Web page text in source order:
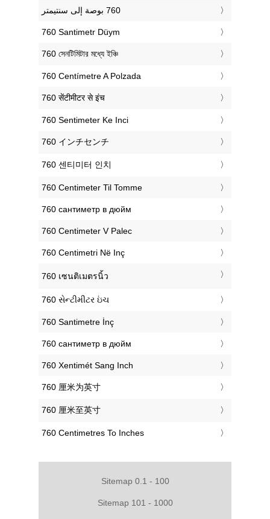
‎760 Santimetr Düym
‎760 সেনটিমিটার মধ্যে ইঞ্চি
‎760 Centímetre A Polzada
‎760 सेंटीमीटर से इंच
‎760 Sentimeter Ke Inci
‎760 インチセンチ
‎760 센티미터 인치
‎760 Centimeter Til Tomme
‎760 сантиметр в дюйм
‎760 Centimeter V Palec
‎760 Centimetri Në Inç
‎760 เซนติเมตรนิ้ว
‎760 સેન્ટીમીટર ઇંચ
‎760 Santimetre İnç
‎760 сантиметр в дюйм
‎760 Xentimét Sang Inch
‎760 厘米为英寸
‎760 厘米至英寸
‎760 Centimetres To Inches
Sitemap 0.1 - 100
Sitemap 101 - 1000